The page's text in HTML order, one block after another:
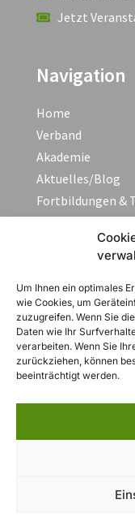
Um Ihnen ein optimales
wie Cookies, um
zuzugreifen. Wenn Sie
Daten wie Ihr
verarbeiten. Wenn Sie
zurückziehen, können
beeinträchtigt werden.
Jetzt
Navigation
Home
Verband
Akademie
Aktuelles/Blog
Fortbildungen &
Rechtliches
Impressum
AGB
Widerruf
Cookie-